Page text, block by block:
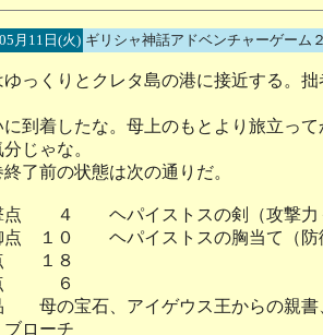
月11日(火) ギリシャ神話アドベンチャーゲー
っくりとクレタ島の港に接近する。
到着したな。母上のもとより旅立っ
じゃな。
了前の状態は次の通りだ。
点 ４ ヘパイストスの剣（攻撃力
点 １０ ヘパイストスの胸当て（防
１８
点 ６
母の宝石、アイゲウス王からの親書
ローチ